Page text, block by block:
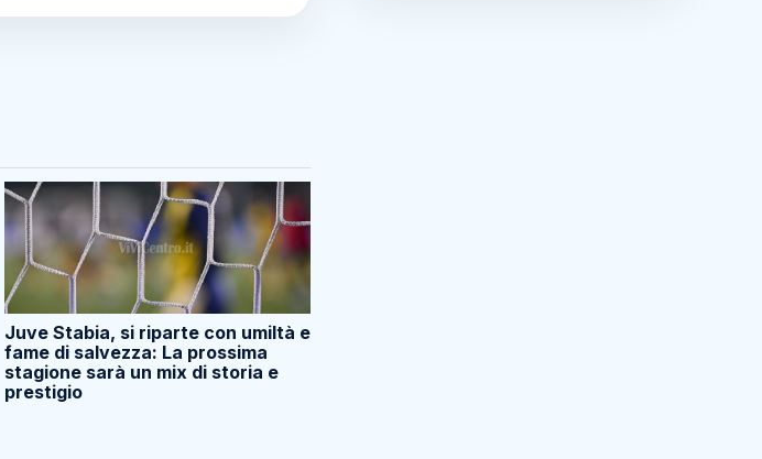
Juve Stabia, si riparte con umiltà e
fame di salvezza: La prossima
stagione sarà un mix di storia e
prestigio